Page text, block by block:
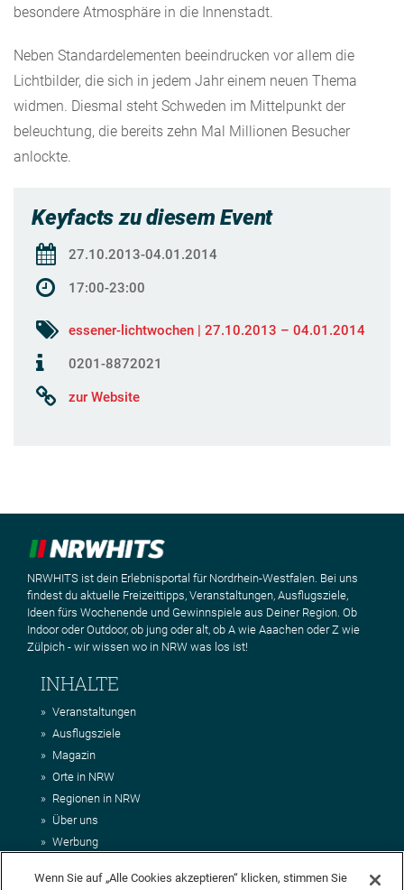
besondere Atmosphäre in die Innenstadt.
Neben Standardelementen beeindrucken vor allem die
Lichtbilder, die sich in jedem Jahr einem neuen Thema
widmen. Diesmal steht Schweden im Mittelpunkt der
beleuchtung, die bereits zehn Mal Millionen Besucher
anlockte.
Keyfacts zu diesem Event
27.10.2013-04.01.2014
17:00-23:00
essener-lichtwochen | 27.10.2013 – 04.01.2014
0201-8872021
zur Website
NRWHITS ist dein Erlebnisportal für Nordrhein-Westfalen. Bei uns
findest du aktuelle Freizeittipps, Veranstaltungen, Ausflugsziele,
Ideen fürs Wochenende und Gewinnspiele aus Deiner Region. Ob
Indoor oder Outdoor, ob jung oder alt, ob A wie Aaachen oder Z wie
Zülpich - wir wissen wo in NRW was los ist!
INHALTE
Veranstaltungen
Ausflugsziele
Magazin
Orte in NRW
Regionen in NRW
Über uns
Werbung
Impressum
Wenn Sie auf „Alle Cookies akzeptieren“ klicken, stimmen Sie